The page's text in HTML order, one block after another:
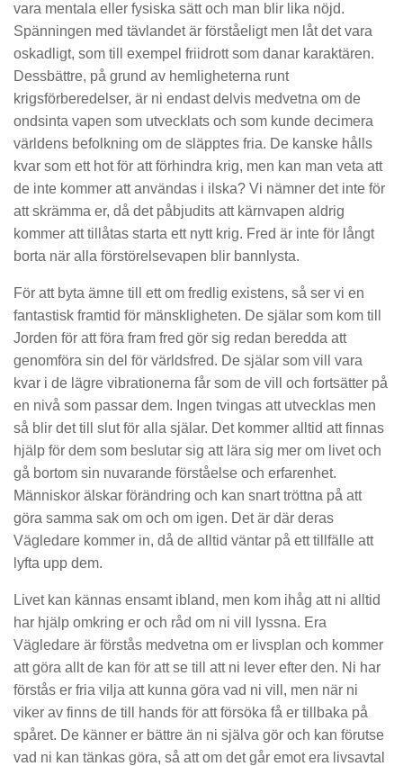
vara mentala eller fysiska sätt och man blir lika nöjd.
Spänningen med tävlandet är förståeligt men låt det vara
oskadligt, som till exempel friidrott som danar karaktären.
Dessbättre, på grund av hemligheterna runt
krigsförberedelser, är ni endast delvis medvetna om de
ondsinta vapen som utvecklats och som kunde decimera
världens befolkning om de släpptes fria. De kanske hålls
kvar som ett hot för att förhindra krig, men kan man veta att
de inte kommer att användas i ilska? Vi nämner det inte för
att skrämma er, då det påbjudits att kärnvapen aldrig
kommer att tillåtas starta ett nytt krig. Fred är inte för långt
borta när alla förstörelsevapen blir bannlysta.
För att byta ämne till ett om fredlig existens, så ser vi en
fantastisk framtid för mänskligheten. De själar som kom till
Jorden för att föra fram fred gör sig redan beredda att
genomföra sin del för världsfred. De själar som vill vara
kvar i de lägre vibrationerna får som de vill och fortsätter på
en nivå som passar dem. Ingen tvingas att utvecklas men
så blir det till slut för alla själar. Det kommer alltid att finnas
hjälp för dem som beslutar sig att lära sig mer om livet och
gå bortom sin nuvarande förståelse och erfarenhet.
Människor älskar förändring och kan snart tröttna på att
göra samma sak om och om igen. Det är där deras
Vägledare kommer in, då de alltid väntar på ett tillfälle att
lyfta upp dem.
Livet kan kännas ensamt ibland, men kom ihåg att ni alltid
har hjälp omkring er och råd om ni vill lyssna. Era
Vägledare är förstås medvetna om er livsplan och kommer
att göra allt de kan för att se till att ni lever efter den. Ni har
förstås er fria vilja att kunna göra vad ni vill, men när ni
viker av finns de till hands för att försöka få er tillbaka på
spåret. De känner er bättre än ni själva gör och kan förutse
vad ni kan tänkas göra, så att om det går emot era livsavtal